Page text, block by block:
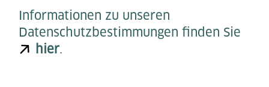
Informationen zu unseren
Datenschutzbestimmungen finden Sie
hier.